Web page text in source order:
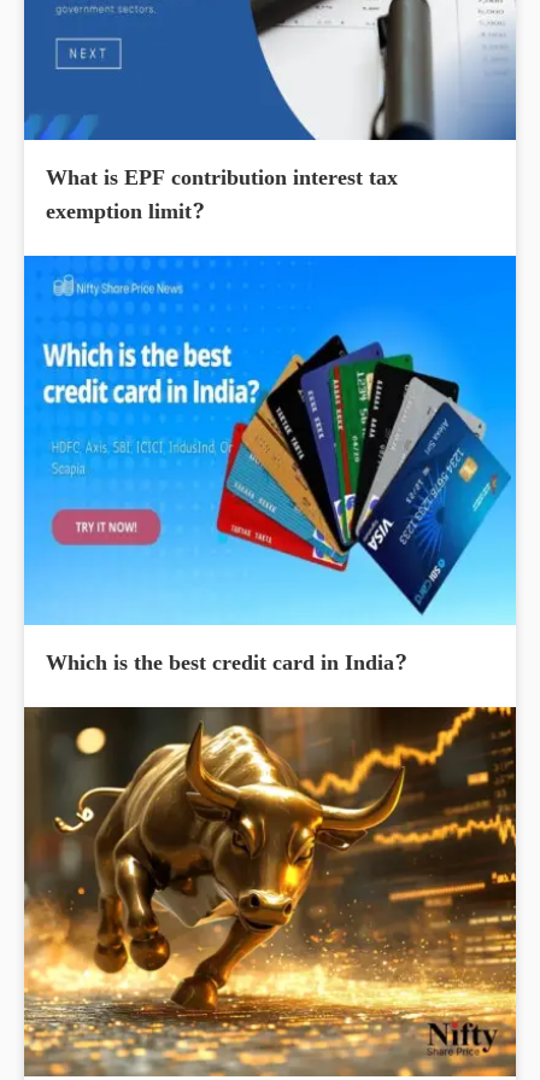
What is EPF contribution interest tax
exemption limit?
Which is the best credit card in India?